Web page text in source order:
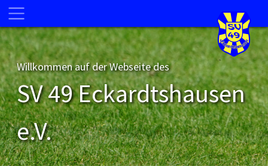
Willkommen auf der Webseite des
SV 49 Eckardtshausen
e.V.